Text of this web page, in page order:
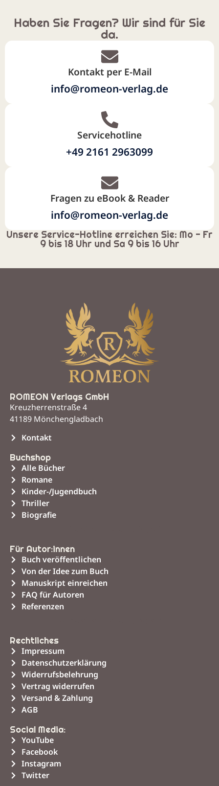
Haben Sie Fragen? Wir sind für Sie
da.
Kontakt per E-Mail
info@romeon-verlag.de
Servicehotline
+49 2161 2963099
Fragen zu eBook & Reader
info@romeon-verlag.de
Unsere Service-Hotline erreichen Sie: Mo - Fr
9 bis 18 Uhr und Sa 9 bis 16 Uhr
ROMEON Verlags GmbH
Kreuzherrenstraße 4
41189 Mönchengladbach
Kontakt
Buchshop
Alle Bücher
Romane
Kinder-/Jugendbuch
Thriller
Biografie
Für Autor:innen
Buch veröffentlichen
Von der Idee zum Buch
Manuskript einreichen
FAQ für Autoren
Referenzen
Rechtliches
Impressum
Datenschutzerklärung
Widerrufsbelehrung
Vertrag widerrufen
Versand & Zahlung
AGB
Social Media:
YouTube
Facebook
Instagram
Twitter